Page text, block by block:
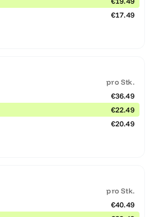
€17.49
pro Stk.
€36.49
€22.49
€20.49
pro Stk.
€40.49